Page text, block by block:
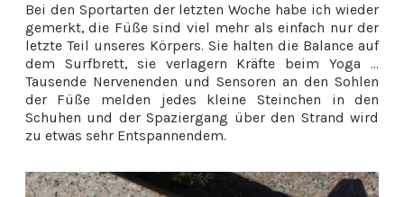
Bei den Sportarten der letzten Woche habe ich wieder
gemerkt, die Füße sind viel mehr als einfach nur der
letzte Teil unseres Körpers. Sie halten die Balance auf
dem Surfbrett, sie verlagern Kräfte beim Yoga ...
Tausende Nervenenden und Sensoren an den Sohlen
der Füße melden jedes kleine Steinchen in den
Schuhen und der Spaziergang über den Strand wird
zu etwas sehr Entspannendem.